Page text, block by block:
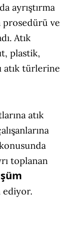
ayrıştırma
prosedürü ve
Atık
plastik,
atık türlerine
atık
konusunda
toplanan
ediyor.